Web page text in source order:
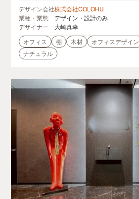
デザイン会社株式会社COLOHU
業種・業態
デザイン・設計のみ
デザイナー
大崎真幸
オフィス
棚 木材 オフィスデザイン
ナチュラル